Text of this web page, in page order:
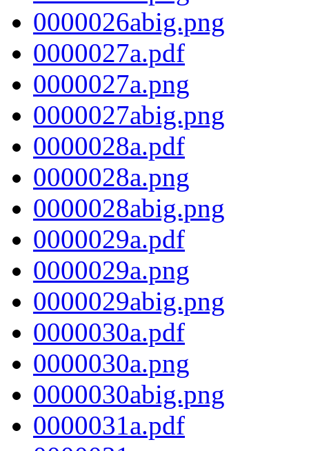
0000026abig.png
0000027a.pdf
0000027a.png
0000027abig.png
0000028a.pdf
0000028a.png
0000028abig.png
0000029a.pdf
0000029a.png
0000029abig.png
0000030a.pdf
0000030a.png
0000030abig.png
0000031a.pdf